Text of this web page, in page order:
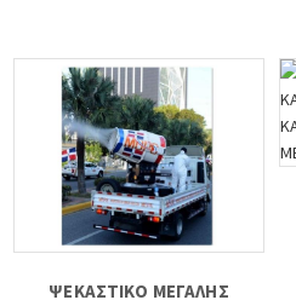
ΨΕΚΑΣΤΙΚΟ ΜΕΓΑΛΗΣ